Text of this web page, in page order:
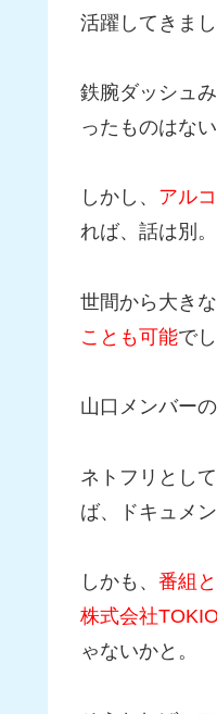
活躍してきま
鉄腕ダッシュ
ったものはな
しかし、 アル
れば、話は別。
世間から大き
ことも可能で
山口メンバー
ネトフリとし
ば、ドキュメ
しかも、 番組
株式会社
ゃないかと。